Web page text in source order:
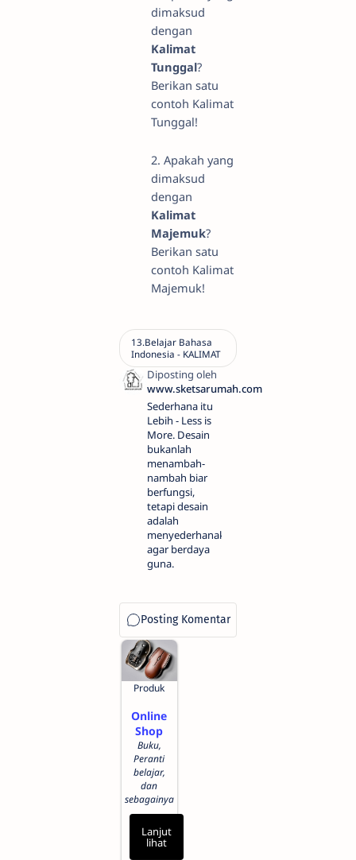
dimaksud
dengan
Kalimat
Tunggal?
Berikan satu
contoh Kalimat
Tunggal!
2. Apakah yang
dimaksud
dengan
Kalimat
Majemuk?
Berikan satu
contoh Kalimat
Majemuk!
Sederhana itu
Lebih - Less is
More. Desain
bukanlah
menambah-
nambah biar
berfungsi,
tetapi desain
adalah
menyederhanakan
agar berdaya
guna.
Produk
Online
Shop
Buku,
Peranti
belajar,
dan
sebagainya
Lanjut
lihat